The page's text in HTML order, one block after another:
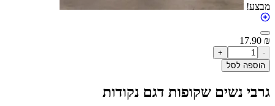
לסל
נשים שקופות דגם נקודות